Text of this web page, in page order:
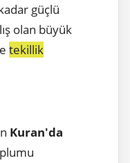
güçlü
olan büyük
tekillik
Kuran'da